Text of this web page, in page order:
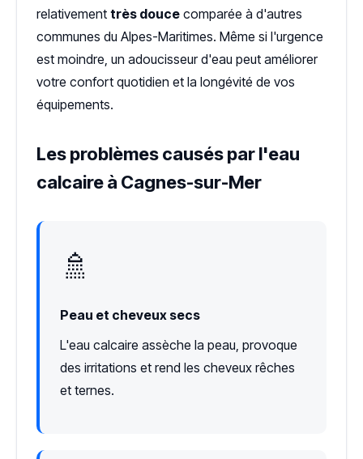
relativement très douce comparée à d'autres
communes du Alpes-Maritimes. Même si l'urgence
est moindre, un adoucisseur d'eau peut améliorer
votre confort quotidien et la longévité de vos
équipements.
Les problèmes causés par l'eau
calcaire à Cagnes-sur-Mer
🚿
Peau et cheveux secs
L'eau calcaire assèche la peau, provoque
des irritations et rend les cheveux rêches
et ternes.